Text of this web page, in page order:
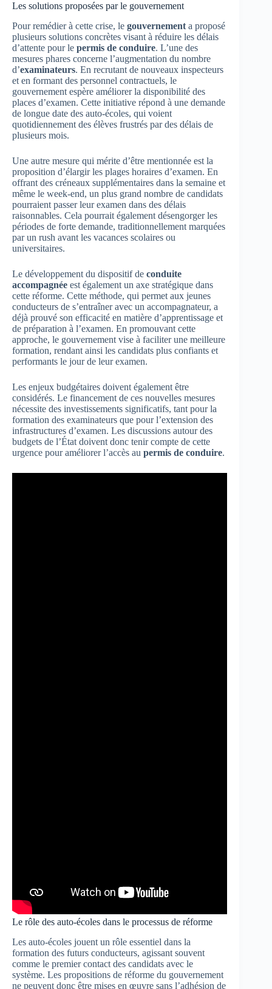
Les solutions proposées par le gouvernement
Pour remédier à cette crise, le gouvernement a proposé
plusieurs solutions concrètes visant à réduire les délais
d’attente pour le permis de conduire. L’une des
mesures phares concerne l’augmentation du nombre
d’examinateurs. En recrutant de nouveaux inspecteurs
et en formant des personnel contractuels, le
gouvernement espère améliorer la disponibilité des
places d’examen. Cette initiative répond à une demande
de longue date des auto-écoles, qui voient
quotidiennement des élèves frustrés par des délais de
plusieurs mois.
Une autre mesure qui mérite d’être mentionnée est la
proposition d’élargir les plages horaires d’examen. En
offrant des créneaux supplémentaires dans la semaine et
même le week-end, un plus grand nombre de candidats
pourraient passer leur examen dans des délais
raisonnables. Cela pourrait également désengorger les
périodes de forte demande, traditionnellement marquées
par un rush avant les vacances scolaires ou
universitaires.
Le développement du dispositif de conduite
accompagnée est également un axe stratégique dans
cette réforme. Cette méthode, qui permet aux jeunes
conducteurs de s’entraîner avec un accompagnateur, a
déjà prouvé son efficacité en matière d’apprentissage et
de préparation à l’examen. En promouvant cette
approche, le gouvernement vise à faciliter une meilleure
formation, rendant ainsi les candidats plus confiants et
performants le jour de leur examen.
Les enjeux budgétaires doivent également être
considérés. Le financement de ces nouvelles mesures
nécessite des investissements significatifs, tant pour la
formation des examinateurs que pour l’extension des
infrastructures d’examen. Les discussions autour des
budgets de l’État doivent donc tenir compte de cette
urgence pour améliorer l’accès au permis de conduire.
Le rôle des auto-écoles dans le processus de réforme
Les auto-écoles jouent un rôle essentiel dans la
formation des futurs conducteurs, agissant souvent
comme le premier contact des candidats avec le
système. Les propositions de réforme du gouvernement
ne peuvent donc être mises en œuvre sans l’adhésion de